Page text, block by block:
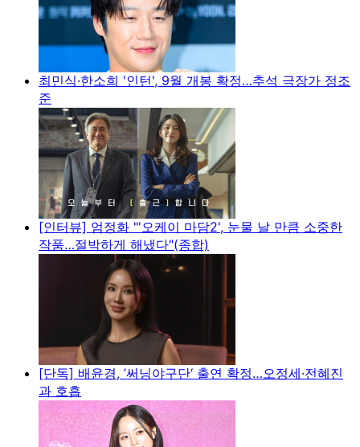
최민식·한소희 '인턴', 9월 개봉 확정…추석 극장가 정조
준
[인터뷰] 엄정화 "'오케이 마담2', 눈물 날 만큼 소중한
작품…절박하게 해냈다"(종합)
[단독] 배윤경, ’써닝야구단‘ 출연 확정…오정세·전혜진
과 호흡